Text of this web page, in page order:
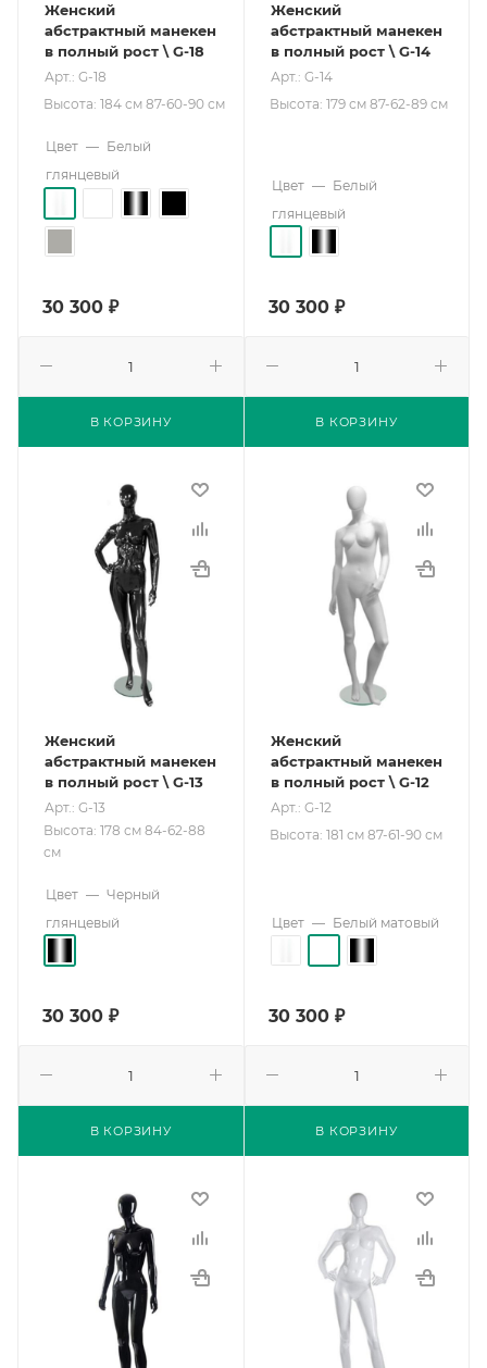
Женский
абстрактный манекен
в полный рост \ G-18
Арт.: G-18
Высота: 184 см 87-60-90 см
В КОРЗИНУ
Цвет — Белый
глянцевый
30 300 ₽
Женский
абстрактный манекен
в полный рост \ G-14
Арт.: G-14
Высота: 179 см 87-62-89 см
В КОРЗИНУ
Цвет — Белый
глянцевый
30 300₽
Женский
абстрактный манекен
в полный рост \ G-13
Арт.: G-13
Высота: 178 см 84-62-88
см
В КОРЗИНУ
Цвет — Черный
глянцевый
30 300 ₽
Женский
абстрактный манекен
в полный рост \ G-12
Арт.: G-12
Высота: 181 см 87-61-90 см
В КОРЗИНУ
Цвет — Белый матовый
30 300₽